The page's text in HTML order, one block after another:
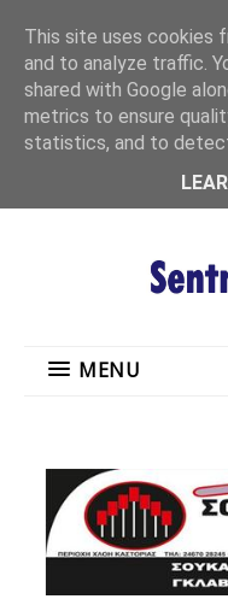
MENU
This site uses cookies
and to analyze traffic.
shared with Google
metrics to ensure
statistics, and to